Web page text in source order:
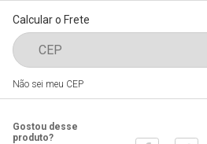
Calcular o Frete
Não sei meu CEP
Gostou desse
produto?